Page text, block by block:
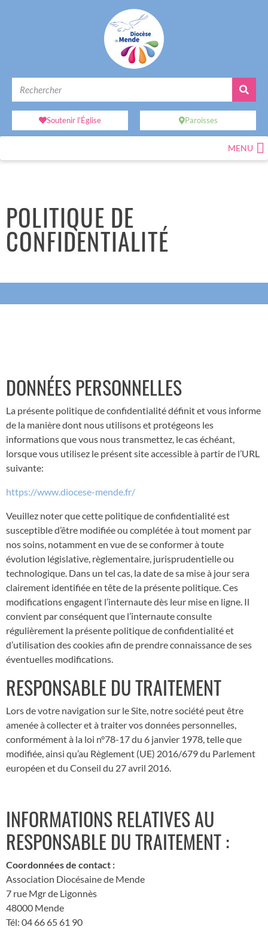
Soutenir l'Église Paroisses
MENU
POLITIQUE DE
CONFIDENTIALITÉ
DONNÉES PERSONNELLES
La présente politique de confidentialité définit et vous informe
de la manière dont nous utilisons et protégeons les
informations que vous nous transmettez, le cas échéant,
lorsque vous utilisez le présent site accessible à partir de l’URL
suivante:
https://www.diocese-mende.fr/
Veuillez noter que cette politique de confidentialité est
susceptible d’être modifiée ou complétée à tout moment par
nos soins, notamment en vue de se conformer à toute
évolution législative, règlementaire, jurisprudentielle ou
technologique. Dans un tel cas, la date de sa mise à jour sera
clairement identifiée en tête de la présente politique. Ces
modifications engagent l’internaute dès leur mise en ligne. Il
convient par conséquent que l’internaute consulte
régulièrement la présente politique de confidentialité et
d’utilisation des cookies afin de prendre connaissance de ses
éventuelles modifications.
RESPONSABLE DU TRAITEMENT
Lors de votre navigation sur le Site, notre société peut être
amenée à collecter et à traiter vos données personnelles,
conformément à la loi n°78-17 du 6 janvier 1978, telle que
modifiée, ainsi qu’au Règlement (UE) 2016/679 du Parlement
européen et du Conseil du 27 avril 2016.
INFORMATIONS RELATIVES AU
RESPONSABLE DU TRAITEMENT :
Coordonnées de contact :
Association Diocésaine de Mende
7 rue Mgr de Ligonnès
48000 Mende
Tél: 04 66 65 61 90